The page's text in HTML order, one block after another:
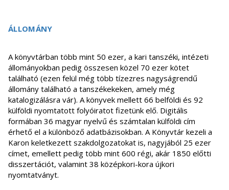
ÁLLOMÁNY
A könyvtárban több mint 50 ezer, a kari tanszéki, intézeti
állományokban pedig összesen közel 70 ezer kötet
található (ezen felül még több tízezres nagyságrendű
állomány található a tanszékekeken, amely még
katalogizálásra vár). A könyvek mellett 66 belföldi és 92
külföldi nyomtatott folyóiratot fizetünk elő. Digitális
formában 36 magyar nyelvű és számtalan külföldi cím
érhető el a különböző adatbázisokban. A Könyvtár kezeli a
Karon keletkezett szakdolgozatokat is, nagyjából 25 ezer
címet, emellett pedig több mint 600 régi, akár 1850 előtti
disszertációt, valamint 38 középkori-kora újkori
nyomtatványt.